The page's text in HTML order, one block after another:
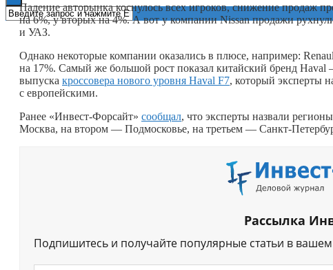
Падение авторынка коснулось всех игроков, снижение продаж
на 6%, у вторых на 4%. А вот у компании Nissan продажи
и УАЗ.
Однако некоторые компании оказались в плюсе, например:
на 17%. Самый же большой рост показал китайский бренд
выпуска кроссовера нового уровня Haval F7, который эксперты
с европейскими.
Ранее «Инвест-Форсайт» сообщал, что эксперты назвали
Москва, на втором — Подмосковье, на третьем — Санкт-
Рассылка
Подпишитесь и получайте популярные статьи в